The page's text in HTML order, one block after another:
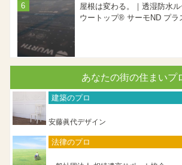
屋根は変わる。｜透湿防水
ウートップ® サーモND プラ
あなたの街の住まいプ
建築のプロ
安藤眞代デザイン
法律のプロ